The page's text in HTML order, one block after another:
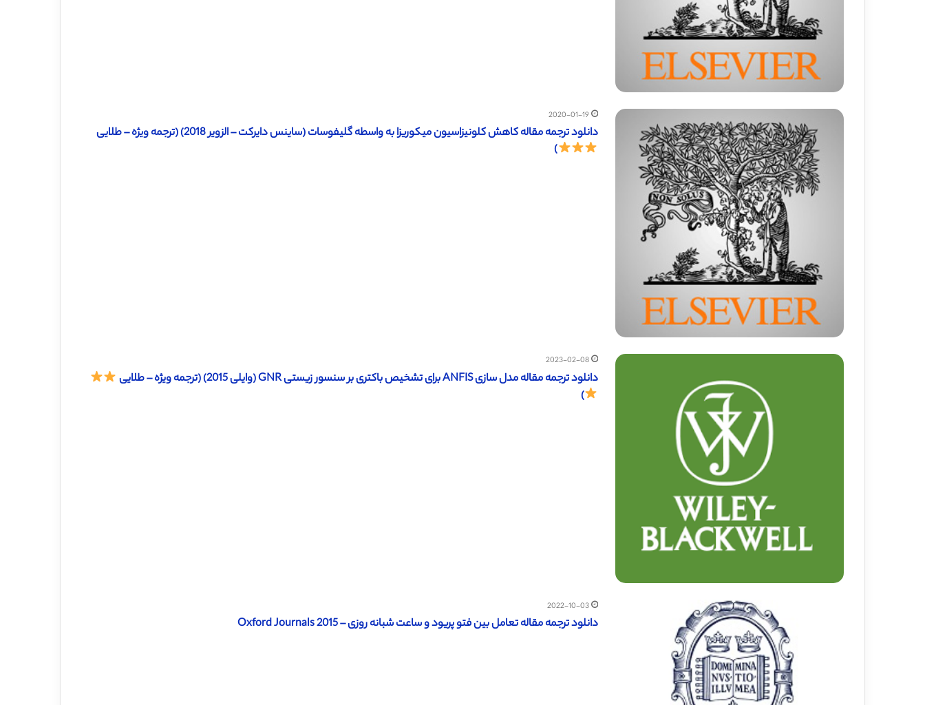
2020-01-19
دانلود ترجمه مقاله کاهش کلونیزاسیون میکوریزا به واسطه گلیفوسات (ساینس دایرکت – الزویر 2018) (ترجمه ویژه – طلایی
)
2023-02-08
دانلود ترجمه مقاله مدل سازی ANFIS برای تشخیص باکتری بر سنسور زیستی GNR (وایلی 2015) (ترجمه ویژه – طلایی
)
2022-10-03
دانلود ترجمه مقاله تعامل بین فتو پریود و ساعت شبانه روزی – Oxford Journals 2015